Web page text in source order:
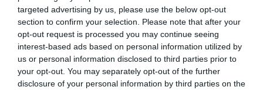
targeted advertising by us, please use the below opt-out
section to confirm your selection. Please note that after your
opt-out request is processed you may continue seeing
interest-based ads based on personal information utilized by
us or personal information disclosed to third parties prior to
your opt-out. You may separately opt-out of the further
disclosure of your personal information by third parties on the
trends-report-2023_en
https://www.euronews.com/business/2024/05/31/pensi
ons-in-europe-which-countries-are-best-and-worst-for-
retirement